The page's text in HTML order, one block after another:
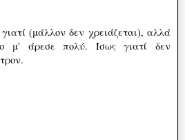
(μάλλον δεν χρειάζεται), αλλά
μ' άρεσε πολύ. Ίσως γιατί δεν